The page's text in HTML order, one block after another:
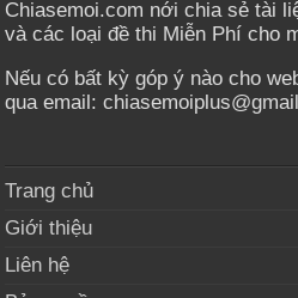
Chiasemoi.com nới chia sẻ tài
và các loại đề thi Miễn Phí cho
Nếu có bất kỳ góp ý nào cho
qua email:
Trang chủ
Giới thiệu
Liên hệ